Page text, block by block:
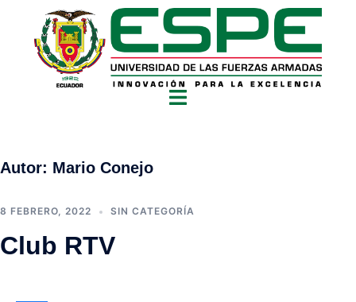
Autor: Mario Conejo
8 FEBRERO, 2022 SIN CATEGORÍA
Club RTV